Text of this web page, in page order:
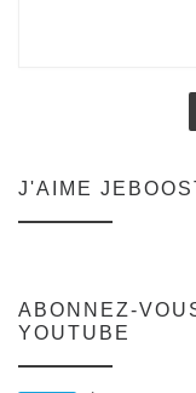
J'AIME
ABONNEZ-
YOUTUBE